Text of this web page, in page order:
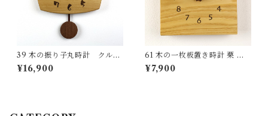
39 木の振り子丸時計 クルミ
国産 一点物 SWING オリジナ
ル 無垢 新築祝い 結婚祝い ナ
¥16,900
61 木の一枚板置き時計 栗 国
産 一点物 SWING オリジナル
無垢 新築祝い 結婚祝い ナチュ
¥7,900